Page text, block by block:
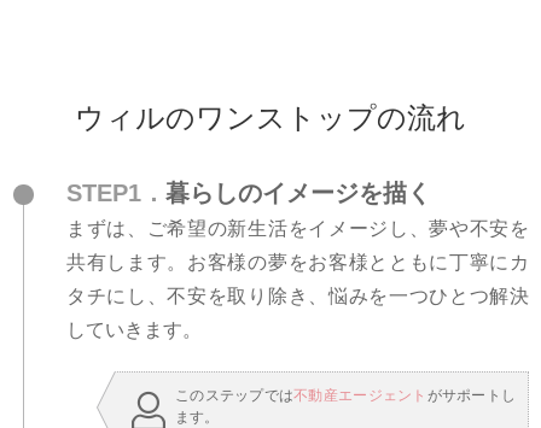
ウィルのワンストップの流れ
STEP1． 暮らしのイメージを描く
まずは、ご希望の新生活をイメージし、夢や不安を
共有します。お客様の夢をお客様とともに丁寧にカ
タチにし、不安を取り除き、悩みを一つひとつ解決
していきます。
このステップでは不動産エージェント がサポートし
ます。